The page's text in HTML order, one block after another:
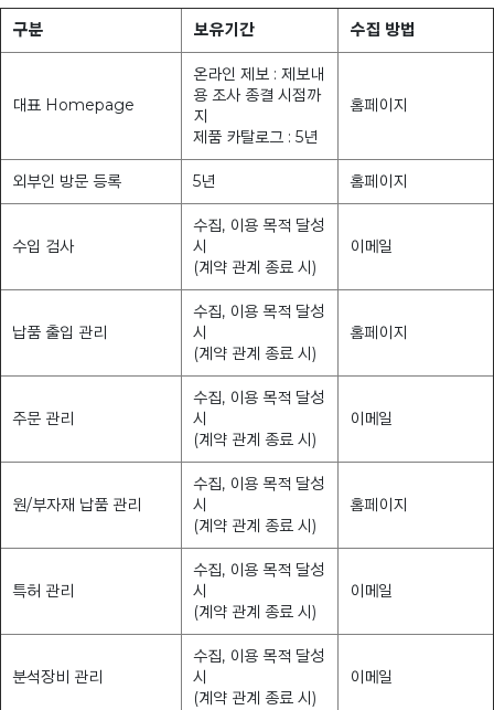
구분 보유기간 수집 방법
대표 Homepage
온라인 제보 : 제보내
용 조사 종결 시점까
지
제품 카탈로그 : 5년
홈페이지
외부인 방문 등록 5년 홈페이지
수입 검사
수집, 이용 목적 달성
시
(계약 관계 종료 시)
이메일
납품 출입 관리
수집, 이용 목적 달성
시
(계약 관계 종료 시)
홈페이지
주문 관리
수집, 이용 목적 달성
시
(계약 관계 종료 시)
이메일
원/부자재 납품 관리
수집, 이용 목적 달성
시
(계약 관계 종료 시)
홈페이지
특허 관리
수집, 이용 목적 달성
시
(계약 관계 종료 시)
이메일
분석장비 관리
수집, 이용 목적 달성
시
(계약 관계 종료 시)
이메일